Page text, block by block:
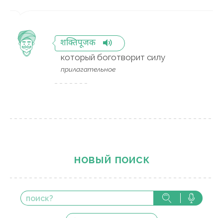
शक्तिपूजक
который боготворит силу
прилагательное
новый поиск